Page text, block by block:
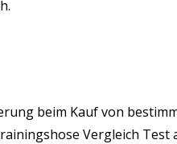
beim Kauf von
Vergleich Test